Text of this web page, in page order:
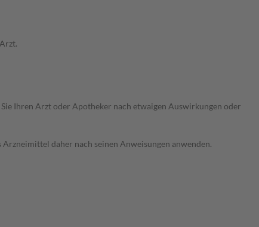
Ihren Arzt oder Apotheker nach etwaigen Auswirkungen oder
daher nach seinen Anweisungen anwenden.